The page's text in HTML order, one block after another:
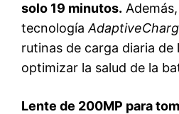
solo 19 minutos.
tecnología
rutinas de carga diaria de
optimizar la salud de la
Lente de 200MP para